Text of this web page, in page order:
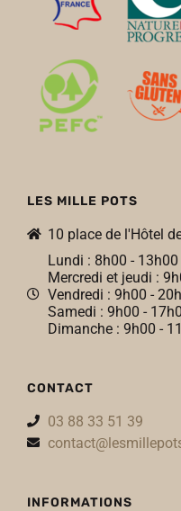
LES MILLE POTS
10 place de l'Hôtel
Lundi : 8h00 - 13h00
Mercredi et jeudi :
Vendredi : 9h00 -
Samedi : 9h00 -
Dimanche : 9h00 -
CONTACT
03 88 33 51 39
INFORMATIONS